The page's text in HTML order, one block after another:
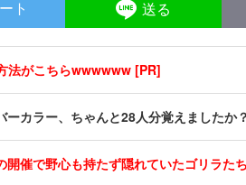
ト 送る
法がこちらwwwwww [PR]
ーカラー、ちゃんと28人分覚えましたか？
開催で野心も持たず隠れていたゴリラた